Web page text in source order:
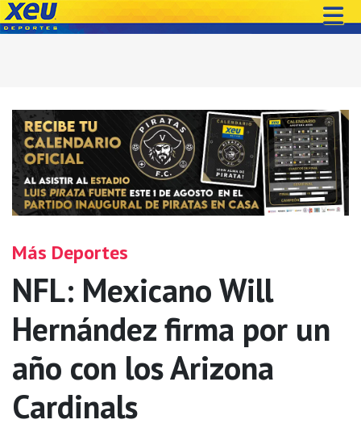
Más Deportes
NFL: Mexicano Will
Hernández firma por un
año con los Arizona
Cardinals